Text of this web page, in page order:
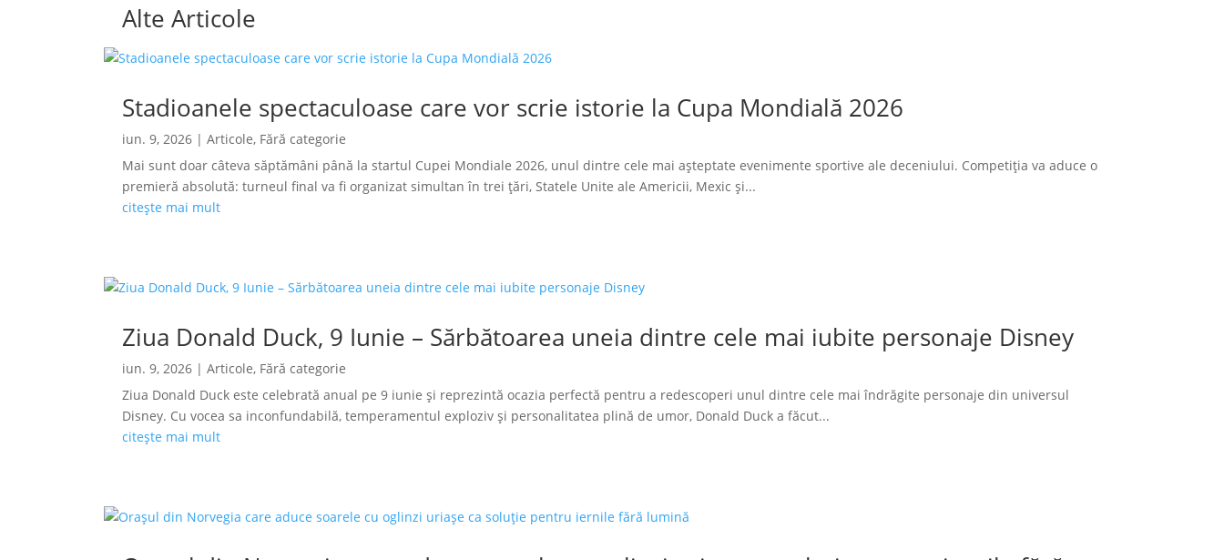
Alte Articole
Stadioanele spectaculoase care vor scrie istorie la Cupa Mondială 2026
iun. 9, 2026 |Articole, Fără categorie
Mai sunt doar câteva săptămâni până la startul Cupei Mondiale 2026, unul dintre cele mai așteptate evenimente sportive ale deceniului. Competiția va aduce o
premieră absolută: turneul final va fi organizat simultan în trei țări, Statele Unite ale Americii, Mexic și...
citește mai mult
Ziua Donald Duck, 9 Iunie – Sărbătoarea uneia dintre cele mai iubite personaje Disney
iun. 9, 2026 |Articole, Fără categorie
Ziua Donald Duck este celebrată anual pe 9 iunie și reprezintă ocazia perfectă pentru a redescoperi unul dintre cele mai îndrăgite personaje din universul
Disney. Cu vocea sa inconfundabilă, temperamentul exploziv și personalitatea plină de umor, Donald Duck a făcut...
citește mai mult